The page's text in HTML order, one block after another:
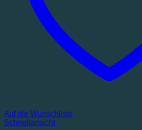
Auf die Wunschliste
Schnellansicht